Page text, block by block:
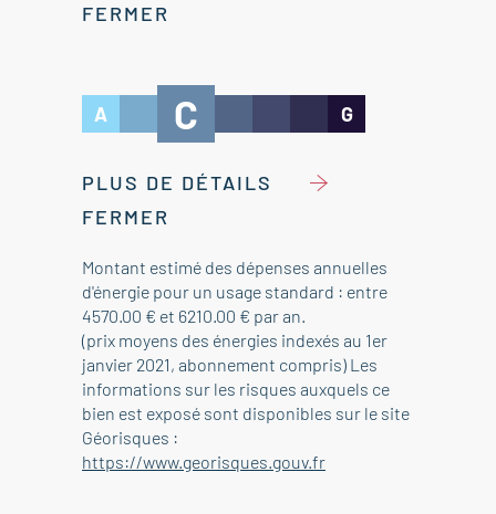
FERMER
A C G
PLUS DE DÉTAILS
FERMER
Montant estimé des dépenses annuelles
d'énergie pour un usage standard : entre
4570.00 € et 6210.00 € par an.
(prix moyens des énergies indexés au 1er
janvier 2021, abonnement compris) Les
informations sur les risques auxquels ce
bien est exposé sont disponibles sur le site
Géorisques :
https://www.georisques.gouv.fr